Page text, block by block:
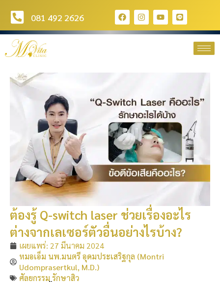
081 492 2626
ต้องรู้ Q-switch laser ช่วยเรื่องอะไร
ต่างจากเลเซอร์ตัวอื่นอย่างไรบ้าง?
เผยแพร่: 27 มีนาคม 2024
หมอเอ็ม นพ.มนตรี อุดมประเสริฐกุล (Montri
Udomprasertkul, M.D.)
ศัลยกรรม รักษาสิว